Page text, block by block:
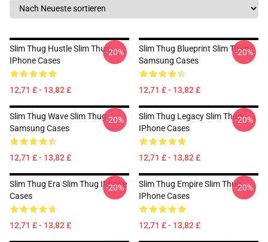
Slim Thug Hustle Slim Thug
IPhone Cases
12,71 £ - 13,82 £
-20%
Slim Thug Blueprint Slim Thug
Samsung Cases
12,71 £ - 13,82 £
-20%
Slim Thug Wave Slim Thug
Samsung Cases
12,71 £ - 13,82 £
-20%
Slim Thug Legacy Slim Thug
IPhone Cases
12,71 £ - 13,82 £
-20%
Slim Thug Era Slim Thug IPhone
Cases
12,71 £ - 13,82 £
-20%
Slim Thug Empire Slim Thug
IPhone Cases
12,71 £ - 13,82 £
-20%